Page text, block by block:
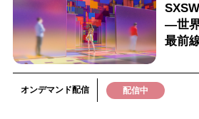
―世
最前
オンデマンド配信 配信中